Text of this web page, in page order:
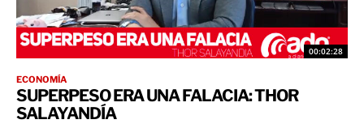
00:02:28
ECONOMÍA
SUPERPESO ERA UNA FALACIA: THOR
SALAYANDÍA